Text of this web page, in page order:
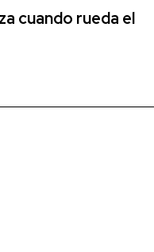
cuando rueda el